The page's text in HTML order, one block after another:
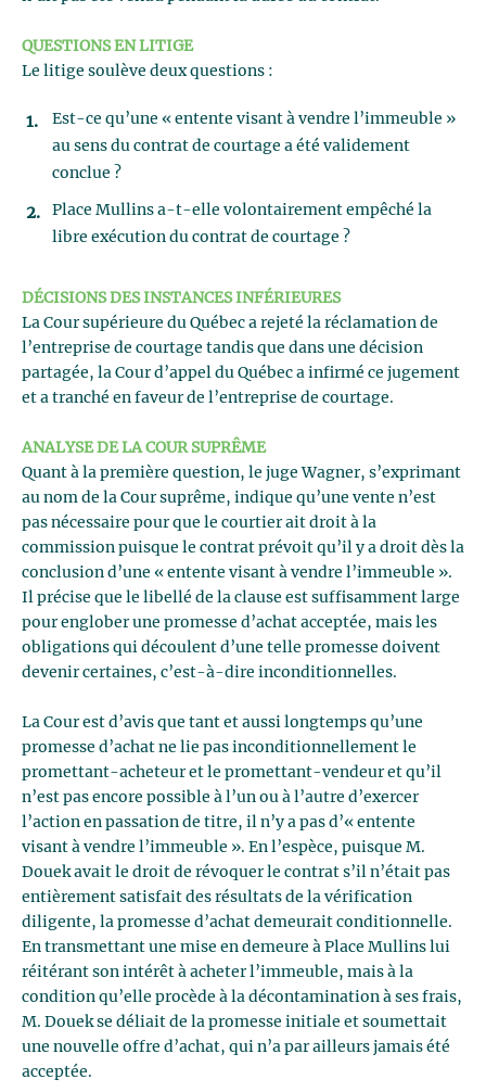
QUESTIONS EN LITIGE
Le litige soulève deux questions :
Est-ce qu’une « entente visant à vendre l’immeuble »
au sens du contrat de courtage a été validement
conclue ?
Place Mullins a-t-elle volontairement empêché la
libre exécution du contrat de courtage ?
DÉCISIONS DES INSTANCES INFÉRIEURES
La Cour supérieure du Québec a rejeté la réclamation de
l’entreprise de courtage tandis que dans une décision
partagée, la Cour d’appel du Québec a infirmé ce jugement
et a tranché en faveur de l’entreprise de courtage.
ANALYSE DE LA COUR SUPRÊME
Quant à la première question, le juge Wagner, s’exprimant
au nom de la Cour suprême, indique qu’une vente n’est
pas nécessaire pour que le courtier ait droit à la
commission puisque le contrat prévoit qu’il y a droit dès la
conclusion d’une « entente visant à vendre l’immeuble ».
Il précise que le libellé de la clause est suffisamment large
pour englober une promesse d’achat acceptée, mais les
obligations qui découlent d’une telle promesse doivent
devenir certaines, c’est-à-dire inconditionnelles.
La Cour est d’avis que tant et aussi longtemps qu’une
promesse d’achat ne lie pas inconditionnellement le
promettant-acheteur et le promettant-vendeur et qu’il
n’est pas encore possible à l’un ou à l’autre d’exercer
l’action en passation de titre, il n’y a pas d’« entente
visant à vendre l’immeuble ». En l’espèce, puisque M.
Douek avait le droit de révoquer le contrat s’il n’était pas
entièrement satisfait des résultats de la vérification
diligente, la promesse d’achat demeurait conditionnelle.
En transmettant une mise en demeure à Place Mullins lui
réitérant son intérêt à acheter l’immeuble, mais à la
condition qu’elle procède à la décontamination à ses frais,
M. Douek se déliait de la promesse initiale et soumettait
une nouvelle offre d’achat, qui n’a par ailleurs jamais été
acceptée.